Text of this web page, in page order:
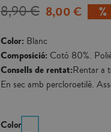
8,90 € 8,00 €
Color: Blanc
Composició: Cotó 80%.
Consells de rentat:Rentar a
En sec amb percloroetilè.
Color